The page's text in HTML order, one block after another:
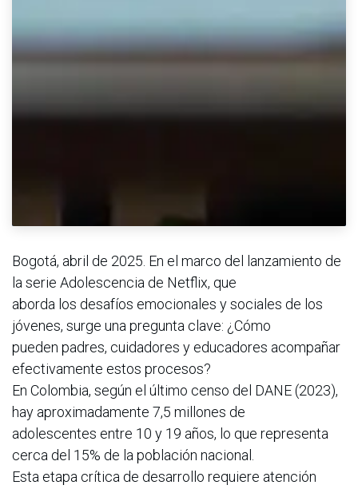
Bogotá, abril de 2025. En el marco del lanzamiento de
la serie Adolescencia de Netflix, que
aborda los desafíos emocionales y sociales de los
jóvenes, surge una pregunta clave: ¿Cómo
pueden padres, cuidadores y educadores acompañar
efectivamente estos procesos?
En Colombia, según el último censo del DANE (2023),
hay aproximadamente 7,5 millones de
adolescentes entre 10 y 19 años, lo que representa
cerca del 15% de la población nacional.
Esta etapa crítica de desarrollo requiere atención